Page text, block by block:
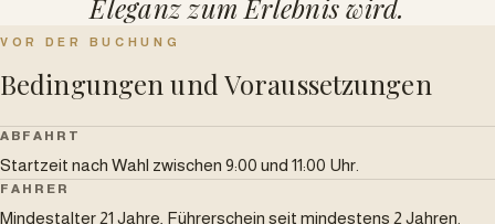
Eleganz zum Erlebnis wird.
VOR DER BUCHUNG
Bedingungen und Voraussetzungen
ABFAHRT
Startzeit nach Wahl zwischen 9:00 und 11:00 Uhr.
FAHRER
Mindestalter 21 Jahre, Führerschein seit mindestens 2 Jahren.